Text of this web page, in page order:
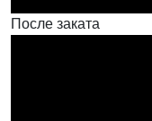
После заката